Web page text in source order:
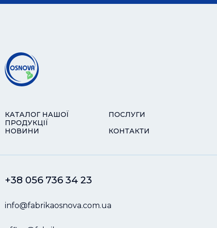
КАТАЛОГ НАШОЇ
ПРОДУКЦІЇ
ПОСЛУГИ
НОВИНИ
КОНТАКТИ
+38 056 736 34 23
info@fabrikaosnova.com.ua